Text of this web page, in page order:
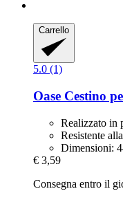
Carrello
5.0 (1)
Oase Cestino
Realizzato in
Resistente
Dimensioni:
€ 3,59
Consegna entro il